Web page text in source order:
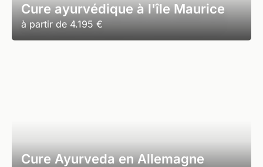
Cure ayurvédique à l'île Maurice
à partir de 4.195 €
Cure Ayurveda en Allemagne